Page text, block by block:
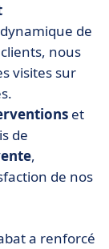
de
nous
visites sur
et
de
,
de nos
a renforcé